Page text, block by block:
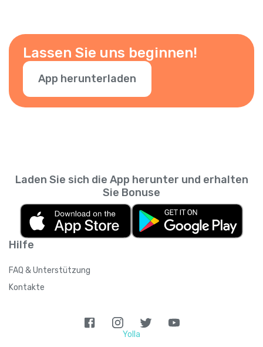
Lassen Sie uns beginnen!
App herunterladen
Hilfe
FAQ & Unterstützung
Kontakte
Laden Sie sich die App herunter und erhalten
Sie Bonuse
Yolla